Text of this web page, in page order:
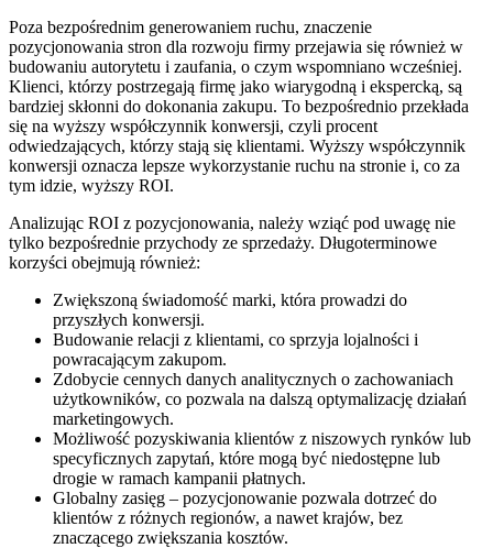
Poza bezpośrednim generowaniem ruchu, znaczenie
pozycjonowania stron dla rozwoju firmy przejawia się również w
budowaniu autorytetu i zaufania, o czym wspomniano wcześniej.
Klienci, którzy postrzegają firmę jako wiarygodną i ekspercką, są
bardziej skłonni do dokonania zakupu. To bezpośrednio przekłada
się na wyższy współczynnik konwersji, czyli procent
odwiedzających, którzy stają się klientami. Wyższy współczynnik
konwersji oznacza lepsze wykorzystanie ruchu na stronie i, co za
tym idzie, wyższy ROI.
Analizując ROI z pozycjonowania, należy wziąć pod uwagę nie
tylko bezpośrednie przychody ze sprzedaży. Długoterminowe
korzyści obejmują również:
Zwiększoną świadomość marki, która prowadzi do
przyszłych konwersji.
Budowanie relacji z klientami, co sprzyja lojalności i
powracającym zakupom.
Zdobycie cennych danych analitycznych o zachowaniach
użytkowników, co pozwala na dalszą optymalizację działań
marketingowych.
Możliwość pozyskiwania klientów z niszowych rynków lub
specyficznych zapytań, które mogą być niedostępne lub
drogie w ramach kampanii płatnych.
Globalny zasięg – pozycjonowanie pozwala dotrzeć do
klientów z różnych regionów, a nawet krajów, bez
znaczącego zwiększania kosztów.